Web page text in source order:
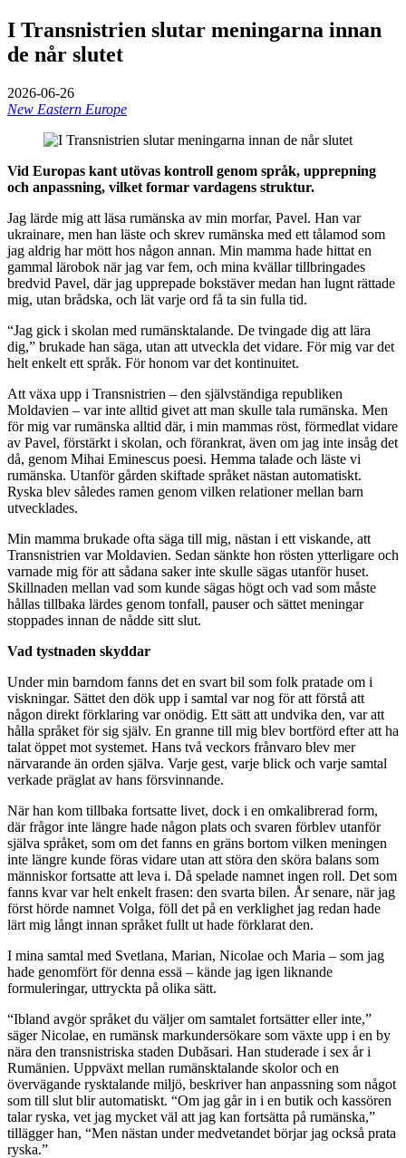
I Transnistrien slutar meningarna innan
de når slutet
2026-06-26
New Eastern Europe
Vid Europas kant utövas kontroll genom språk, upprepning
och anpassning, vilket formar vardagens struktur.
Jag lärde mig att läsa rumänska av min morfar, Pavel. Han var
ukrainare, men han läste och skrev rumänska med ett tålamod som
jag aldrig har mött hos någon annan. Min mamma hade hittat en
gammal lärobok när jag var fem, och mina kvällar tillbringades
bredvid Pavel, där jag upprepade bokstäver medan han lugnt rättade
mig, utan brådska, och lät varje ord få ta sin fulla tid.
“Jag gick i skolan med rumänsktalande. De tvingade dig att lära
dig,” brukade han säga, utan att utveckla det vidare. För mig var det
helt enkelt ett språk. För honom var det kontinuitet.
Att växa upp i Transnistrien – den självständiga republiken
Moldavien – var inte alltid givet att man skulle tala rumänska. Men
för mig var rumänska alltid där, i min mammas röst, förmedlat vidare
av Pavel, förstärkt i skolan, och förankrat, även om jag inte insåg det
då, genom Mihai Eminescus poesi. Hemma talade och läste vi
rumänska. Utanför gården skiftade språket nästan automatiskt.
Ryska blev således ramen genom vilken relationer mellan barn
utvecklades.
Min mamma brukade ofta säga till mig, nästan i ett viskande, att
Transnistrien var Moldavien. Sedan sänkte hon rösten ytterligare och
varnade mig för att sådana saker inte skulle sägas utanför huset.
Skillnaden mellan vad som kunde sägas högt och vad som måste
hållas tillbaka lärdes genom tonfall, pauser och sättet meningar
stoppades innan de nådde sitt slut.
Vad tystnaden skyddar
Under min barndom fanns det en svart bil som folk pratade om i
viskningar. Sättet den dök upp i samtal var nog för att förstå att
någon direkt förklaring var onödig. Ett sätt att undvika den, var att
hålla språket för sig själv. En granne till mig blev bortförd efter att ha
talat öppet mot systemet. Hans två veckors frånvaro blev mer
närvarande än orden själva. Varje gest, varje blick och varje samtal
verkade präglat av hans försvinnande.
När han kom tillbaka fortsatte livet, dock i en omkalibrerad form,
där frågor inte längre hade någon plats och svaren förblev utanför
själva språket, som om det fanns en gräns bortom vilken meningen
inte längre kunde föras vidare utan att störa den sköra balans som
människor fortsatte att leva i. Då spelade namnet ingen roll. Det som
fanns kvar var helt enkelt frasen: den svarta bilen. År senare, när jag
först hörde namnet Volga, föll det på en verklighet jag redan hade
lärt mig långt innan språket fullt ut hade förklarat den.
I mina samtal med Svetlana, Marian, Nicolae och Maria – som jag
hade genomfört för denna essä – kände jag igen liknande
formuleringar, uttryckta på olika sätt.
“Ibland avgör språket du väljer om samtalet fortsätter eller inte,”
säger Nicolae, en rumänsk markundersökare som växte upp i en by
nära den transnistriska staden Dubăsari. Han studerade i sex år i
Rumänien. Uppväxt mellan rumänsktalande skolor och en
övervägande rysktalande miljö, beskriver han anpassning som något
som till slut blir automatiskt. “Om jag går in i en butik och kassören
talar ryska, vet jag mycket väl att jag kan fortsätta på rumänska,”
tillägger han, “Men nästan under medvetandet börjar jag också prata
ryska.”